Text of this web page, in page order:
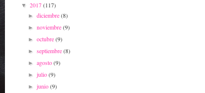
▼ 2017(117)
►diciembre(8)
►noviembre(9)
►octubre(9)
►septiembre(8)
►agosto(9)
►julio(9)
►junio(9)